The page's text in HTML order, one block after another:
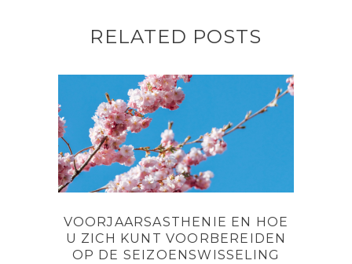
RELATED POSTS
VOORJAARSASTHENIE EN HOE
U ZICH KUNT VOORBEREIDEN
OP DE SEIZOENSWISSELING